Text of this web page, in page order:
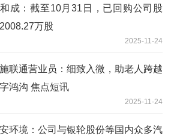
成：截至10月31日，已回购公司股
万股
2025-11-24
联通营业员：细致入微，助老人跨越
鸿沟 焦点短讯
2025-11-24
环境：公司与银轮股份等国内众多汽